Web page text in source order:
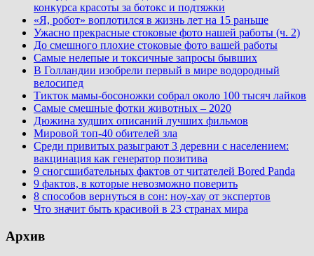
конкурса красоты за ботокс и подтяжки
«Я, робот» воплотился в жизнь лет на 15 раньше
Ужасно прекрасные стоковые фото нашей работы (ч. 2)
До смешного плохие стоковые фото вашей работы
Самые нелепые и токсичные запросы бывших
В Голландии изобрели первый в мире водородный
велосипед
Тикток мамы-босоножки собрал около 100 тысяч лайков
Самые смешные фотки животных – 2020
Дюжина худших описаний лучших фильмов
Мировой топ-40 обителей зла
Среди привитых разыграют 3 деревни с населением:
вакцинация как генератор позитива
9 сногсшибательных фактов от читателей Bored Panda
9 фактов, в которые невозможно поверить
8 способов вернуться в сон: ноу-хау от экспертов
Что значит быть красивой в 23 странах мира
Архив